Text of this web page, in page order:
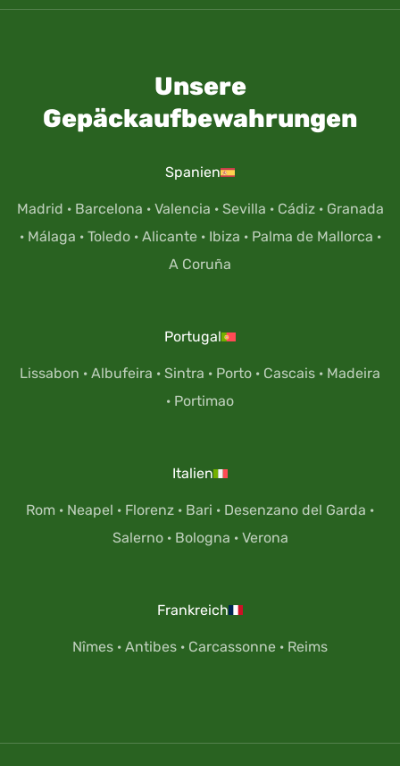
Unsere
Gepäckaufbewahrungen
Spanien
Madrid · Barcelona · Valencia · Sevilla · Cádiz· Granada
· Málaga · Toledo· Alicante· Ibiza · Palma de Mallorca ·
A Coruña
Portugal
Lissabon · Albufeira · Sintra · Porto · Cascais · Madeira
· Portimao
Italien
Rom · Neapel · Florenz · Bari · Desenzano del Garda ·
Salerno· Bologna · Verona
Frankreich
Nîmes · Antibes · Carcassonne · Reims